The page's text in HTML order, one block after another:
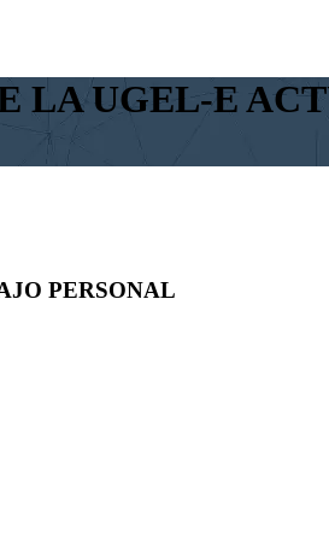
LA UGEL-E
PERSONAL